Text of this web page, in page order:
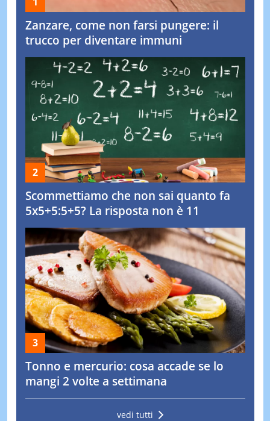
Zanzare, come non farsi pungere: il
trucco per diventare immuni
Scommettiamo che non sai quanto fa
5x5+5:5+5? La risposta non è 11
Tonno e mercurio: cosa accade se lo
mangi 2 volte a settimana
vedi tutti